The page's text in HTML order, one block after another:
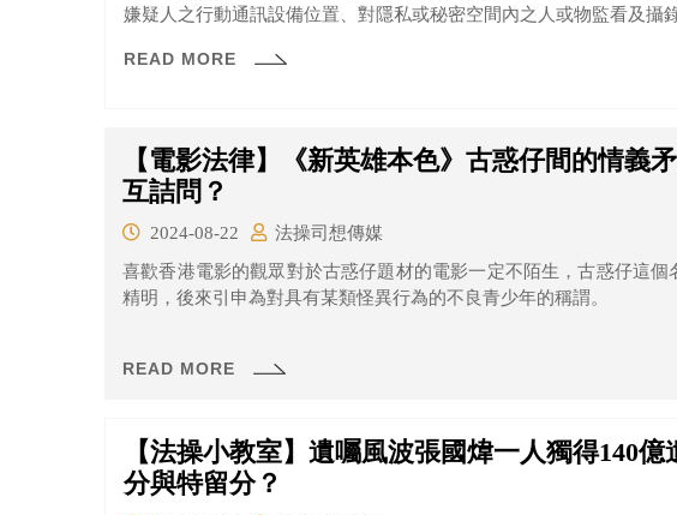
嫌疑人之行動通訊設備位置、對隱私或秘密空間內之人或物監看及攝
READ MORE
【電影法律】《新英雄本色》古惑仔間的情
互詰問？
2024-08-22
法操司想傳媒
喜歡香港電影的觀眾對於古惑仔題材的電影一定不陌生，古惑仔這個
精明，後來引申為對具有某類怪異行為的不良青少年的稱謂。
READ MORE
【法操小教室】遺囑風波張國煒一人獨得140
分與特留分？